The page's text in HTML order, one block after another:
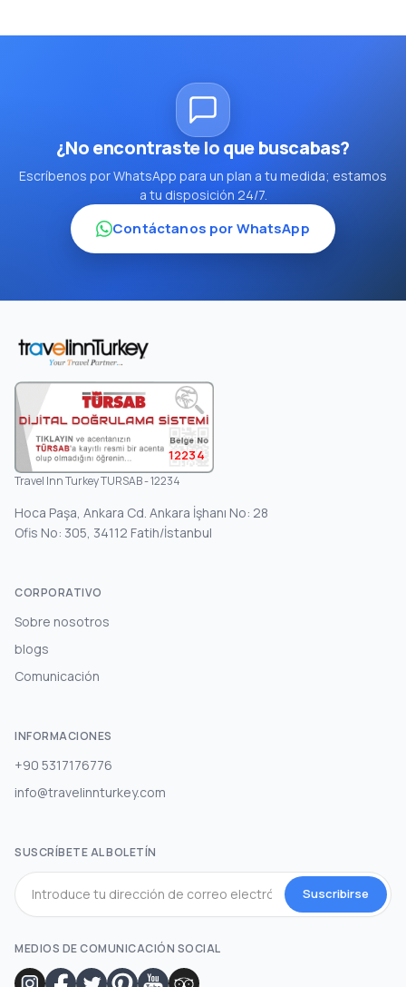
¿No encontraste lo que buscabas?
Escríbenos por WhatsApp para un plan a tu medida; estamos
a tu disposición 24/7.
Contáctanos por WhatsApp
12234
Travel Inn Turkey TURSAB - 12234
Hoca Paşa, Ankara Cd. Ankara İşhanı No: 28
Ofis No: 305, 34112 Fatih/İstanbul
CORPORATIVO
Sobre nosotros
blogs
Comunicación
INFORMACIONES
+90 5317176776
info@travelinnturkey.com
SUSCRÍBETE AL BOLETÍN
Suscribirse
MEDIOS DE COMUNICACIÓN SOCIAL